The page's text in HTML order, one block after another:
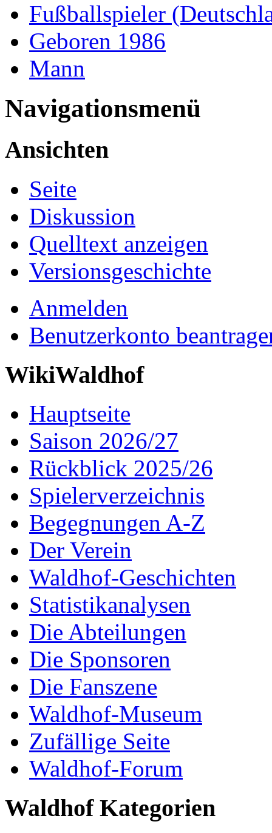
Fußballspieler
Geboren 1986
Mann
Navigationsmenü
Ansichten
Seite
Diskussion
Quelltext anzeigen
Versionsgeschichte
Anmelden
Benutzerkonto
WikiWaldhof
Hauptseite
Saison 2026/27
Rückblick 2025/26
Spielerverzeichnis
Begegnungen A-Z
Der Verein
Waldhof-Geschichten
Statistikanalysen
Die Abteilungen
Die Sponsoren
Die Fanszene
Waldhof-Museum
Zufällige Seite
Waldhof-Forum
Waldhof Kategorien